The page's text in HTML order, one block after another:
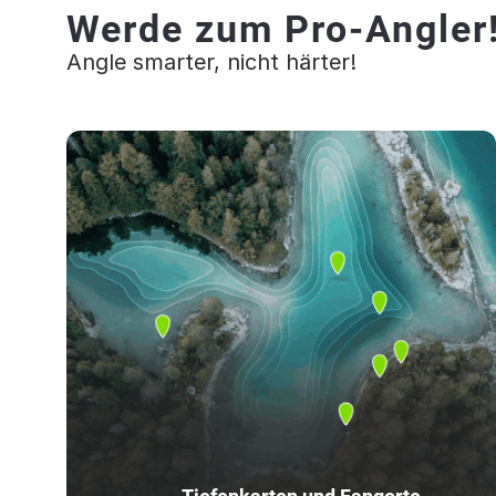
Werde zum Pro-
Angle smarter, nicht härter!